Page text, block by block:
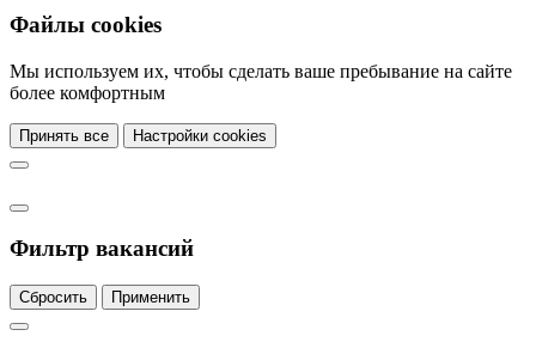
Файлы cookies
Мы используем их, чтобы сделать ваше пребывание на сайте
более комфортным
Принять все Настройки cookies
Фильтр вакансий
Сбросить Применить